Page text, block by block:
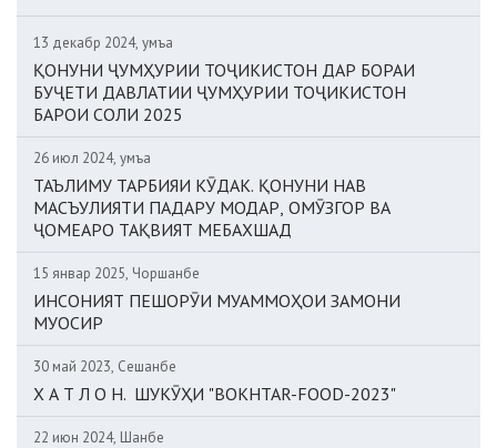
13 декабр 2024, Ҷумъа
ҚОНУНИ ҶУМҲУРИИ ТОҶИКИСТОН ДАР БОРАИ
БУҶЕТИ ДАВЛАТИИ ҶУМҲУРИИ ТОҶИКИСТОН
БАРОИ СОЛИ 2025
26 июл 2024, Ҷумъа
ТАЪЛИМУ ТАРБИЯИ КӮДАК. ҚОНУНИ НАВ
МАСЪУЛИЯТИ ПАДАРУ МОДАР, ОМӮЗГОР ВА
ҶОМЕАРО ТАҚВИЯТ МЕБАХШАД
15 январ 2025, Чоршанбе
ИНСОНИЯТ ПЕШОРӮИ МУАММОҲОИ ЗАМОНИ
МУОСИР
30 май 2023, Сешанбе
Х А Т Л О Н. ШУКӮҲИ "BOKHTAR-FOOD-2023"
22 июн 2024, Шанбе